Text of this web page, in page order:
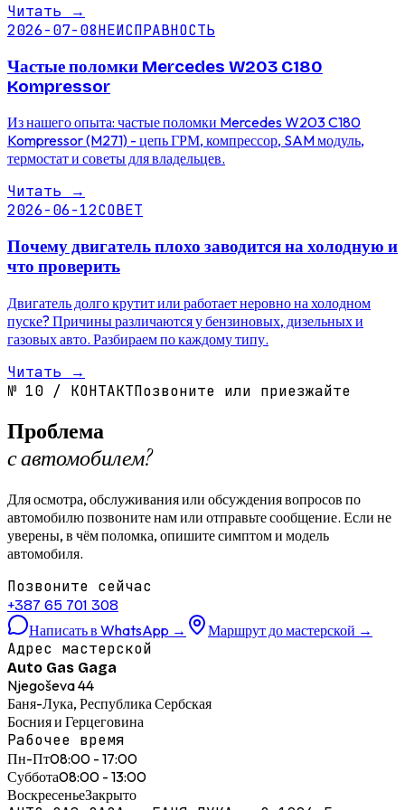
Читать →
2026-07-08НЕИСПРАВНОСТЬ
Частые поломки Mercedes W203 C180
Kompressor
Из нашего опыта: частые поломки Mercedes W203 C180
Kompressor (M271) - цепь ГРМ, компрессор, SAM модуль,
термостат и советы для владельцев.
Читать →
2026-06-12СОВЕТ
Почему двигатель плохо заводится на холодную и
что проверить
Двигатель долго крутит или работает неровно на холодном
пуске? Причины различаются у бензиновых, дизельных и
газовых авто. Разбираем по каждому типу.
Читать →
№ 10 / КОНТАКТПозвоните или приезжайте
Проблема
с автомобилем?
Для осмотра, обслуживания или обсуждения вопросов по
автомобилю позвоните нам или отправьте сообщение. Если не
уверены, в чём поломка, опишите симптом и модель
автомобиля.
Позвоните сейчас
+387 65 701 308
Написать в WhatsApp → Маршрут до мастерской →
Адрес мастерской
Auto Gas Gaga
Njegoševa 44
Баня-Лука, Республика Сербская
Босния и Герцеговина
Рабочее время
Пн-Пт08:00 - 17:00
Суббота08:00 - 13:00
ВоскресеньеЗакрыто